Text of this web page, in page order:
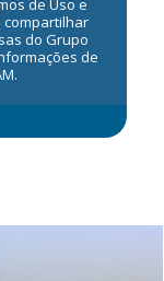
de Uso e
compartilhar
do Grupo
de